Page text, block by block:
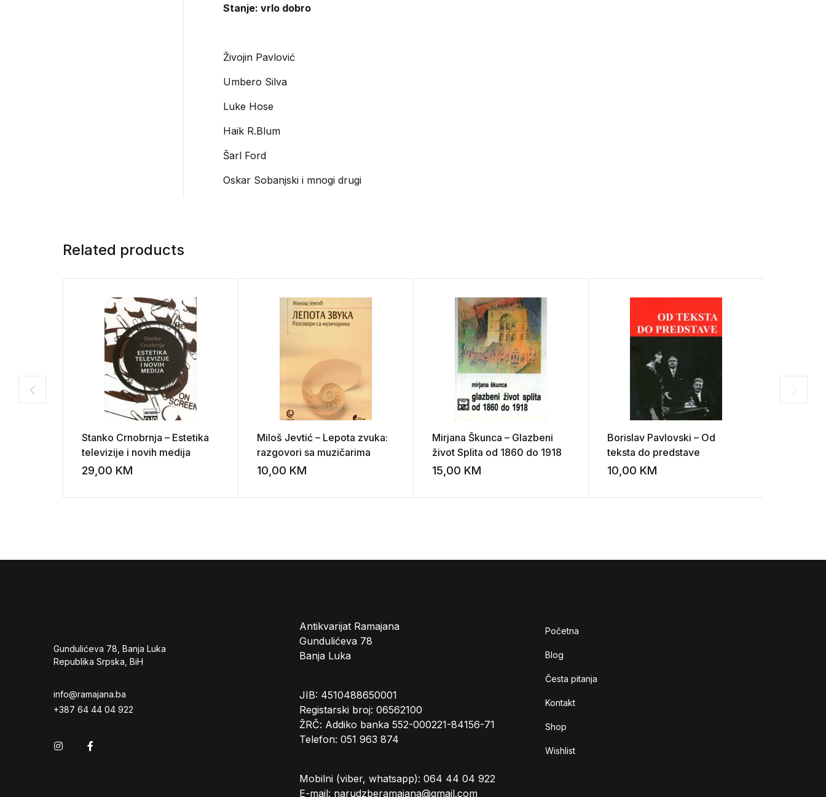
Stanje: vrlo dobro
Živojin Pavlović
Umbero Silva
Luke Hose
Haik R.Blum
Šarl Ford
Oskar Sobanjski i mnogi drugi
Related products
Stanko Crnobrnja – Estetika
televizije i novih medija
29,00 KM Add to wishlist
Miloš Jevtić – Lepota zvuka:
razgovori sa muzičarima
10,00 KM Add to wishlist
Mirjana Škunca – Glazbeni
život Splita od 1860 do 1918
15,00 KM Add to wishlist
Borislav Pavlovski – Od
teksta do predstave
10,00 KM
Gundulićeva 78, Banja Luka
Republika Srpska, BiH
info@ramajana.ba
+387 64 44 04 922
Instagram
Antikvarijat Ramajana
Gundulićeva 78
Banja Luka
JIB: 4510488650001
Registarski broj: 06562100
ŽRČ: Addiko banka 552-000221-84156-71
Telefon: 051 963 874
Mobilni (viber, whatsapp): 064 44 04 922
E-mail: narudzberamajana@gmail.com
Početna
Blog
Česta pitanja
Kontakt
Shop
Wishlist